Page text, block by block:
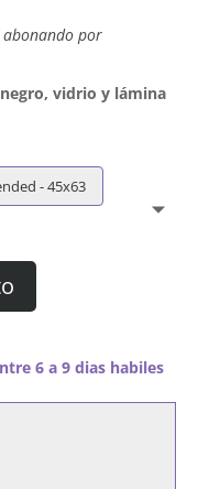
abonando por
vidrio y lámina
- 45x63
6 a 9 dias habiles